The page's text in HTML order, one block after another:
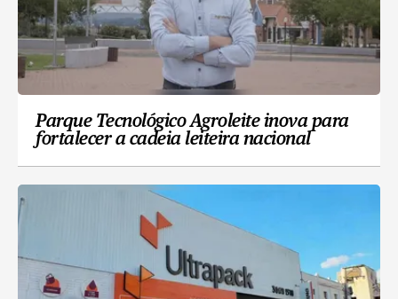
Parque Tecnológico Agroleite inova para
fortalecer a cadeia leiteira nacional